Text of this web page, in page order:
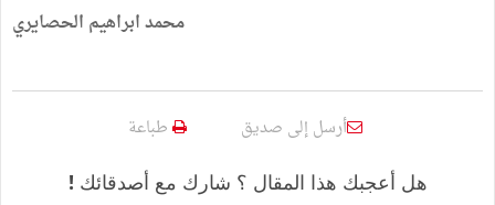
محمد ابراهيم الحصايري
أرسل إلى صديق طباعة
هل أعجبك هذا المقال ؟ شارك مع أصدقائك !